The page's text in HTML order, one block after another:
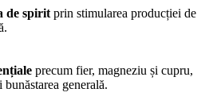
de spirit prin stimularea producției de
precum fier, magneziu și cupru,
bunăstarea generală.